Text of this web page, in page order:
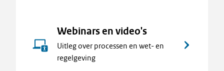
Webinars en video's
Uitleg over processen en wet- en
regelgeving